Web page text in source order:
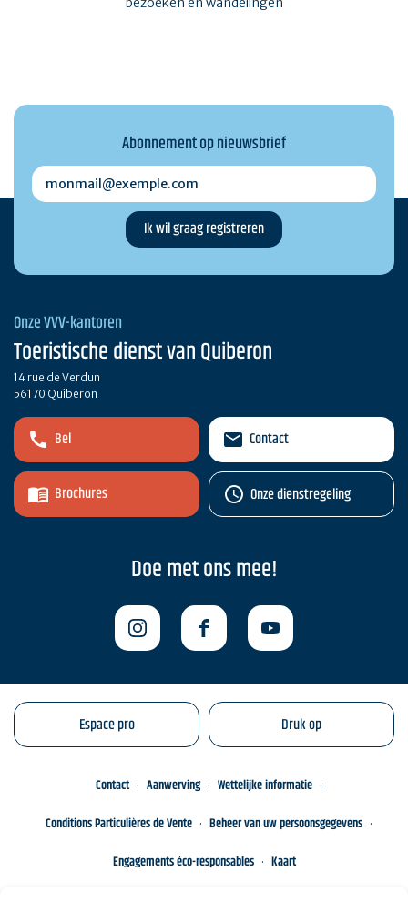
Abonnement op nieuwsbrief
monmail@exemple.com
Onze VVV-kantoren
Toeristische dienst van Quiberon
14 rue de Verdun
56170 Quiberon
Bel
Brochures
Contact
Onze dienstregeling
Doe met ons mee!
Espace pro Druk op
Contact Aanwerving
Wettelijke informatie
Conditions Particulières de Vente
Beheer van uw persoonsgegevens
Engagements éco-responsables
Kaart